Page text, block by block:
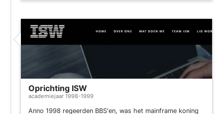
Oprichting ISW
academiejaar 1998-1999
Anno 1998 regeerden BBS'en, was het mainframe koning